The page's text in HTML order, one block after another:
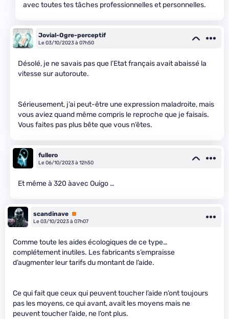
avec toutes tes tâches professionnelles et personnelles.
Jovial-Ogre-perceptif
Le 03/10/2023 à 07h50
Désolé, je ne savais pas que l’Etat français avait abaissé la
vitesse sur autoroute.
Sérieusement, j’ai peut-être une expression maladroite, mais
vous aviez quand même compris le reproche que je faisais.
Vous faites pas plus bête que vous n’êtes.
fullero
Le 06/10/2023 à 12h50
Et même à 320 àavec Ouigo …
scandinave Premium
Le 03/10/2023 à 07h07
Comme toute les aides écologiques de ce type…
complétement inutiles. Les fabricants s’empraisse
d’augmenter leur tarifs du montant de l’aide.
Ce qui fait que ceux qui peuvent toucher l’aide n’ont toujours
pas les moyens, ce qui avant, avait les moyens mais ne
peuvent toucher l’aide, ne l’ont plus.